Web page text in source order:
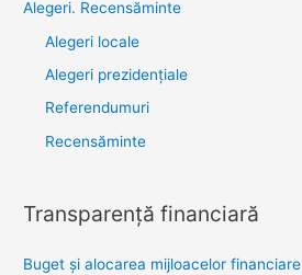
Alegeri. Recensăminte
Alegeri locale
Alegeri prezidențiale
Referendumuri
Recensăminte
Transparenţă financiară
Buget și alocarea mijloacelor financiare